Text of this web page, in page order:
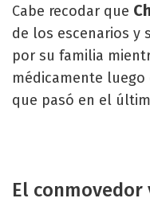
Cabe recodar que
de los escenarios y
por su familia
médicamente
que pasó en el
El